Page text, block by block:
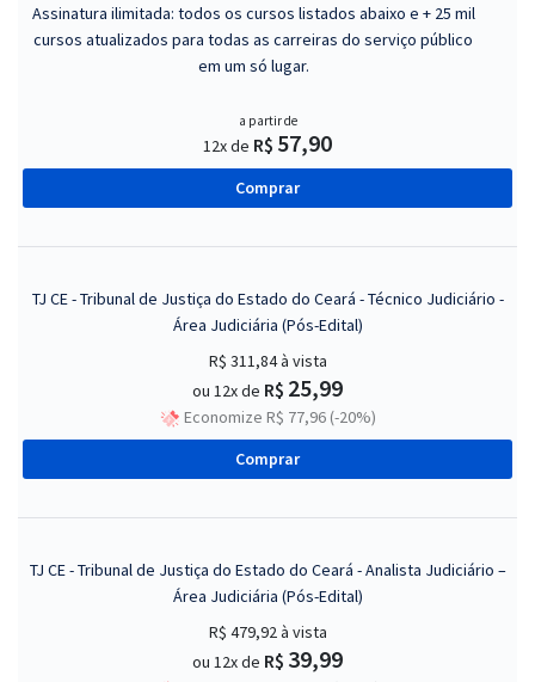
Assinatura ilimitada: todos os cursos listados abaixo e + 25 mil
cursos atualizados para todas as carreiras do serviço público
em um só lugar.
a partir de
12x de R$ 57,90
Comprar
TJ CE - Tribunal de Justiça do Estado do Ceará - Técnico Judiciário -
Área Judiciária (Pós-Edital)
R$ 311,84à vista
ou 12x de R$ 25,99
Economize R$ 77,96 (-20%)
Comprar
TJ CE - Tribunal de Justiça do Estado do Ceará - Analista Judiciário –
Área Judiciária (Pós-Edital)
R$ 479,92 à vista
ou 12x de R$ 39,99